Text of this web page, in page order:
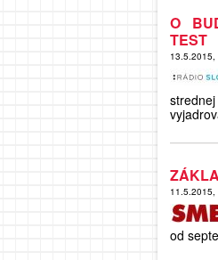
O
TEST
13.5.2015,
11.5.2015,
od